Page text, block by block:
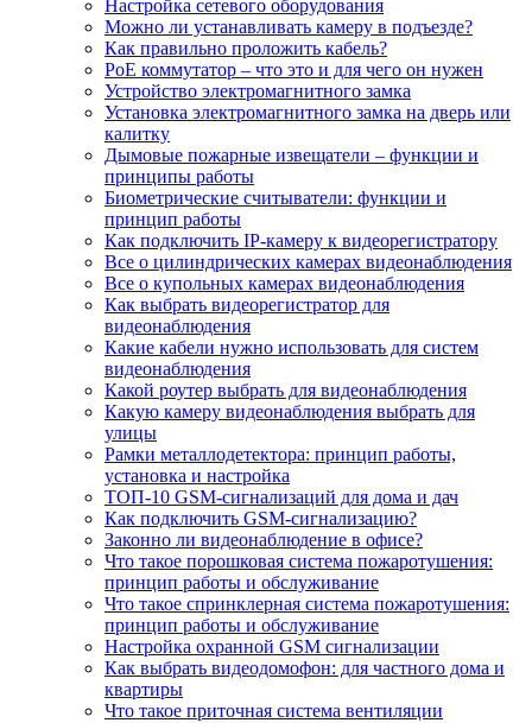
Настройка сетевого оборудования
Можно ли устанавливать камеру в подъезде?
Как правильно проложить кабель?
PoE коммутатор – что это и для чего он нужен
Устройство электромагнитного замка
Установка электромагнитного замка на дверь или
калитку
Дымовые пожарные извещатели – функции и
принципы работы
Биометрические считыватели: функции и
принцип работы
Как подключить IP-камеру к видеорегистратору
Все о цилиндрических камерах видеонаблюдения
Все о купольных камерах видеонаблюдения
Как выбрать видеорегистратор для
видеонаблюдения
Какие кабели нужно использовать для систем
видеонаблюдения
Какой роутер выбрать для видеонаблюдения
Какую камеру видеонаблюдения выбрать для
улицы
Рамки металлодетектора: принцип работы,
установка и настройка
ТОП-10 GSM-сигнализаций для дома и дач
Как подключить GSM-сигнализацию?
Законно ли видеонаблюдение в офисе?
Что такое порошковая система пожаротушения:
принцип работы и обслуживание
Что такое спринклерная система пожаротушения:
принцип работы и обслуживание
Настройка охранной GSM сигнализации
Как выбрать видеодомофон: для частного дома и
квартиры
Что такое приточная система вентиляции